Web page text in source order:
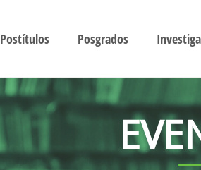
Postítulos Posgrados